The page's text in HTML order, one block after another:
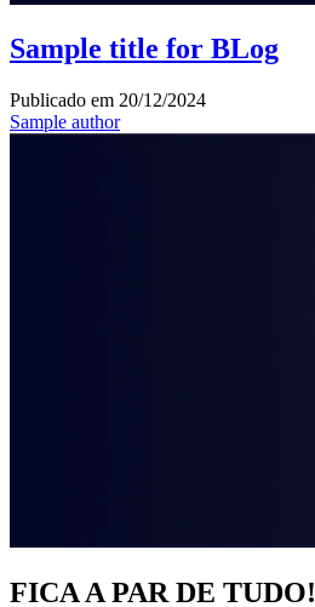
Sample title for BLog
Publicado em 20/12/2024
Sample author
FICA A PAR DE TUDO!